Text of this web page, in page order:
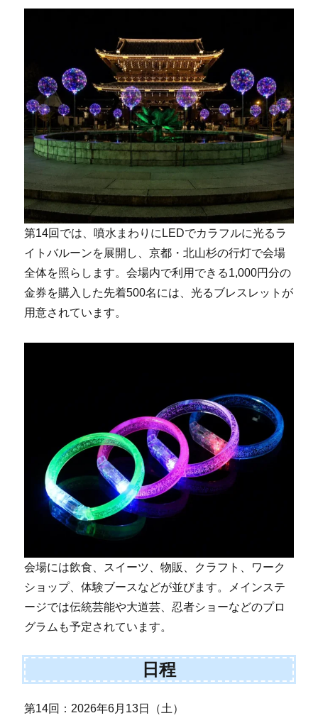
第14回では、噴水まわりにLEDでカラフルに光るラ
イトバルーンを展開し、京都・北山杉の行灯で会場
全体を照らします。会場内で利用できる1,000円分の
金券を購入した先着500名には、光るブレスレットが
用意されています。
会場には飲食、スイーツ、物販、クラフト、ワーク
ショップ、体験ブースなどが並びます。メインステ
ージでは伝統芸能や大道芸、忍者ショーなどのプロ
グラムも予定されています。
日程
第14回：2026年6月13日（土）